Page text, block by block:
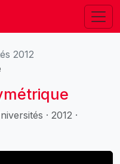
2012
· 2012 ·